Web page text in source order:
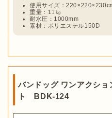
使用サイズ：
重量：11㎏
耐水圧：1000mm
素材：ポリエステル150D
バンドッグ ワンアクショ
ト BDK-124